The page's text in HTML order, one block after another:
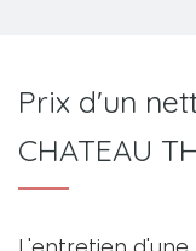
Prix d'un
CHATEAU